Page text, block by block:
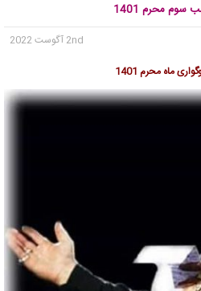
محرم 1401
2nd آگوست 2022
ماه محرم 1401